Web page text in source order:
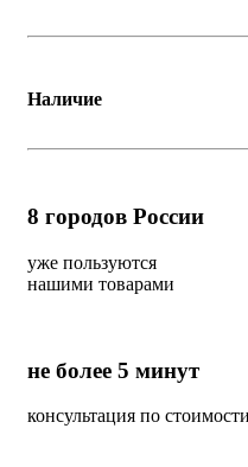
Наличие
8 городов России
уже пользуются
нашими товарами
не более 5 минут
консультация по